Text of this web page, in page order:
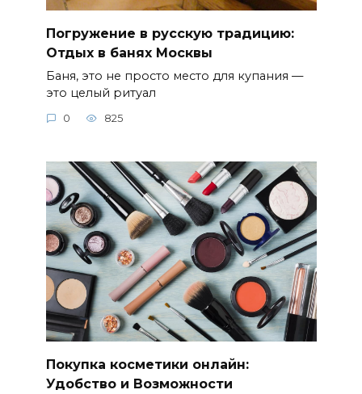
Погружение в русскую традицию:
Отдых в банях Москвы
Баня, это не просто место для купания —
это целый ритуал
0 825
Покупка косметики онлайн:
Удобство и Возможности